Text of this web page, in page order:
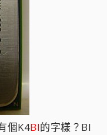
個K4BI的字樣？BI